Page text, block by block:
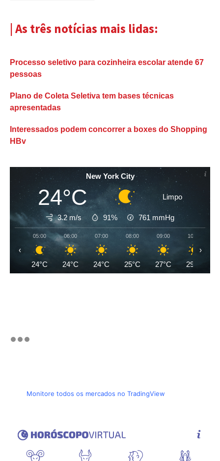
| As três notícias mais lidas:
Processo seletivo para cozinheira escolar atende 67
pessoas
Plano de Coleta Seletiva tem bases técnicas
apresentadas
Interessados podem concorrer a boxes do Shopping
HBv
New York City
24°C Limpo
3.2 m/s 91% 761 mmHg
05:00
24°C
06:00
24°C
07:00
24°C
08:00
25°C
09:00
27°C
10:00
29°C
‹ ›
Monitore todos os mercados no TradingView